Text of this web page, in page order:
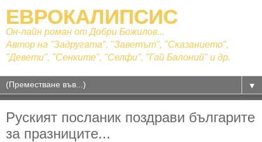
ЕВРОКАЛИПСИС
Он-лайн роман от Добри Божилов...
Автор на "Задругата", "Заветът", "Сказанието",
"Девети", "Сенките", "Селфи", "Гай Балоний" и др.
▼
Руският посланик поздрави българите
за празниците...